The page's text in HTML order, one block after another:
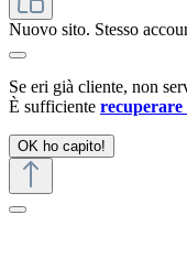
Nuovo sito. Stesso
Se eri già cliente, non
È sufficiente recuperare
OK ho capito!